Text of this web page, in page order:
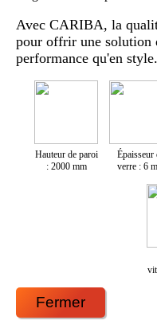
Avec CARIBA, la
pour offrir une solution
performance qu'en style.
Hauteur de paroi
: 2000 mm
Épaisseur
verre : 6
Fermer